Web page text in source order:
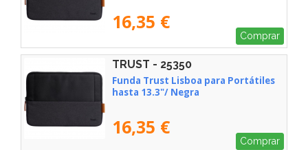
16,35 €
Comprar
TRUST - 25350
Funda Trust Lisboa para Portátiles
hasta 13.3"/ Negra
16,35 €
Comprar